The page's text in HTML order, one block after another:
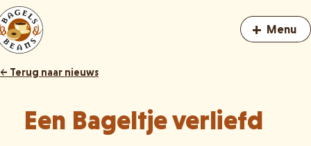
+ Menu
← Terug naar nieuws
Een Bageltje verliefd